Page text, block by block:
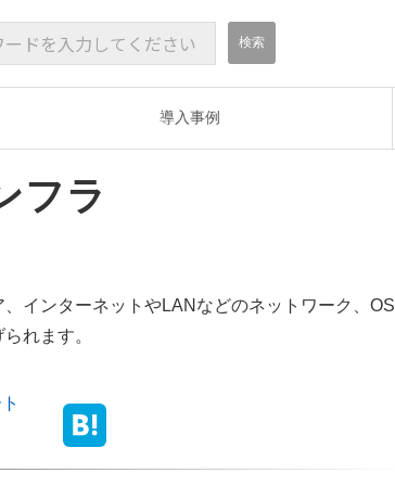
導入事例
フラ
インターネットやLANなどのネットワーク、OS
れます。